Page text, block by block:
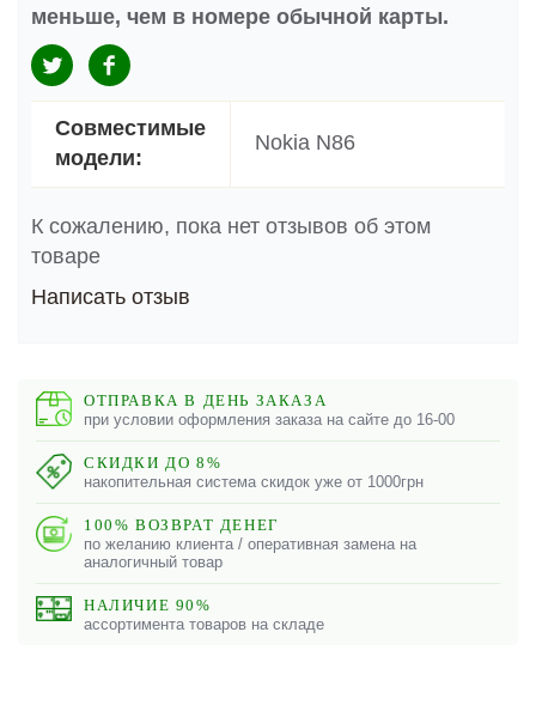
меньше, чем в номере обычной карты.
Совместимые
модели:
Nokia N86
К сожалению, пока нет отзывов об этом
товаре
Написать отзыв
ОТПРАВКА В ДЕНЬ ЗАКАЗА
при условии оформления заказа на сайте до 16-00
СКИДКИ ДО 8%
накопительная система скидок уже от 1000грн
100% ВОЗВРАТ ДЕНЕГ
по желанию клиента / оперативная замена на
аналогичный товар
НАЛИЧИЕ 90%
ассортимента товаров на складе